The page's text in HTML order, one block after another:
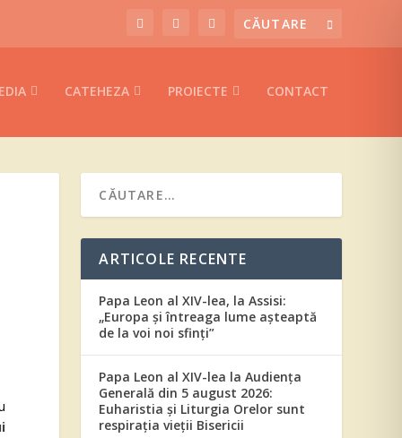
CATEHEZA PROIECTE CONTACT
ARTICOLE RECENTE
Papa Leon al XIV-lea, la Assisi:
„Europa și întreaga lume așteaptă
de la voi noi sfinți”
Papa Leon al XIV-lea la Audiența
Generală din 5 august 2026:
Euharistia și Liturgia Orelor sunt
respirația vieții Bisericii